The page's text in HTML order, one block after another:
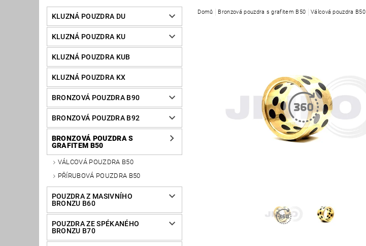
KLUZNÁ POUZDRA DU
KLUZNÁ POUZDRA KU
KLUZNÁ POUZDRA KUB
KLUZNÁ POUZDRA KX
BRONZOVÁ POUZDRA B90
BRONZOVÁ POUZDRA B92
BRONZOVÁ POUZDRA S
GRAFITEM B50
VÁLCOVÁ POUZDRA B50
PŘÍRUBOVÁ POUZDRA B50
POUZDRA Z MASIVNÍHO
BRONZU B60
POUZDRA ZE SPÉKANÉHO
BRONZU B70
Domů Bronzová pouzdra s grafitem B50 Válcová pouzdra B50